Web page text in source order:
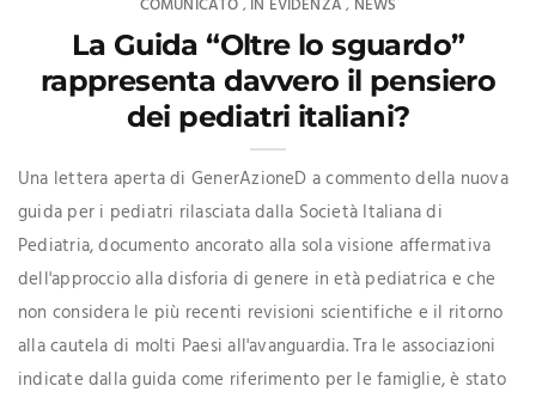
COMUNICATO , IN EVIDENZA , NEWS
La Guida “Oltre lo sguardo”
rappresenta davvero il pensiero
dei pediatri italiani?
Una lettera aperta di GenerAzioneD a commento della nuova
guida per i pediatri rilasciata dalla Società Italiana di
Pediatria, documento ancorato alla sola visione affermativa
dell'approccio alla disforia di genere in età pediatrica e che
non considera le più recenti revisioni scientifiche e il ritorno
alla cautela di molti Paesi all'avanguardia. Tra le associazioni
indicate dalla guida come riferimento per le famiglie, è stato